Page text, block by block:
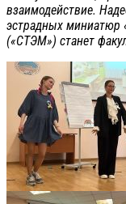
взаимодействие.
эстрадных миниатюр
(«СТЭМ») станет